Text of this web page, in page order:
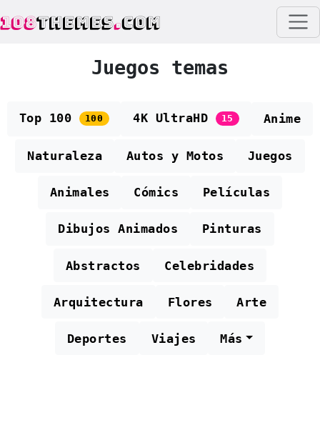
108THEMES.COM
Juegos temas
Top 100 100 4K UltraHD 15 Anime
Naturaleza Autos y Motos Juegos
Animales Cómics Películas
Dibujos Animados Pinturas
Abstractos Celebridades
Arquitectura Flores Arte
Deportes Viajes Más